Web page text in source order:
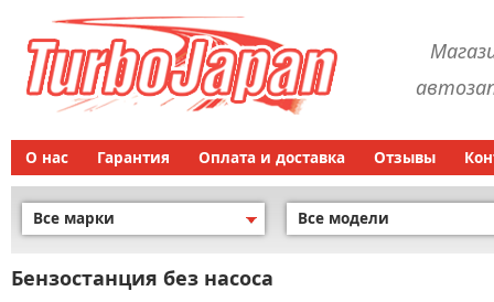
О нас Гарантия Оплата и доставка Отзывы
Все марки Все модели
Бензостанция без насоса